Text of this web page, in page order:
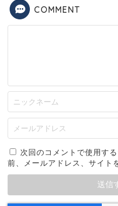
COMMENT
次回のコメントで使用す
前、メールアドレス、サイト